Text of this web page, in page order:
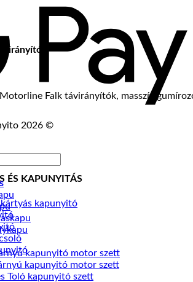
Falk távirányítók, masszív
ÉS KAPUNYITÁS
kapunyitó
2026 ©
kapunyitó motor szett
kapunyitó motor szett
Toló kapunyitó szett